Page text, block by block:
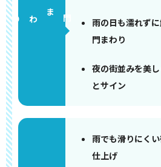
門まわり
雨の日も濡れず
門まわり
夜の街並みを美
とサイン
雨でも滑りにく
仕上げ